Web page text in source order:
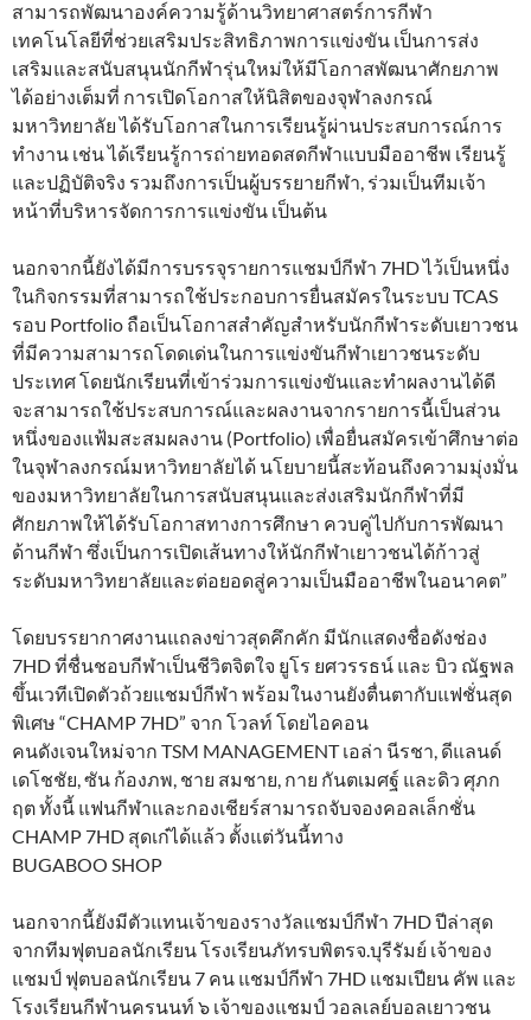
สามารถพัฒนาองค์ความรู้ด้านวิทยาศาสตร์การกีฬา
เทคโนโลยีที่ช่วยเสริมประสิทธิภาพการแข่งขัน เป็นการส่ง
เสริมและสนับสนุนนักกีฬารุ่นใหม่ให้มีโอกาสพัฒนาศักยภาพ
ได้อย่างเต็มที่ การเปิดโอกาสให้นิสิตของจุฬาลงกรณ์
มหาวิทยาลัย ได้รับโอกาสในการเรียนรู้ผ่านประสบการณ์การ
ทำงาน เช่น ได้เรียนรู้การถ่ายทอดสดกีฬาแบบมืออาชีพ เรียนรู้
และปฏิบัติจริง รวมถึงการเป็นผู้บรรยายกีฬา, ร่วมเป็นทีมเจ้า
หน้าที่บริหารจัดการการแข่งขัน เป็นต้น
นอกจากนี้ยังได้มีการบรรจุรายการแชมป์กีฬา 7HD ไว้เป็นหนึ่ง
ในกิจกรรมที่สามารถใช้ประกอบการยื่นสมัครในระบบ TCAS
รอบ Portfolio ถือเป็นโอกาสสำคัญสำหรับนักกีฬาระดับเยาวชน
ที่มีความสามารถโดดเด่นในการแข่งขันกีฬาเยาวชนระดับ
ประเทศ โดยนักเรียนที่เข้าร่วมการแข่งขันและทำผลงานได้ดี
จะสามารถใช้ประสบการณ์และผลงานจากรายการนี้เป็นส่วน
หนึ่งของแฟ้มสะสมผลงาน (Portfolio) เพื่อยื่นสมัครเข้าศึกษาต่อ
ในจุฬาลงกรณ์มหาวิทยาลัยได้ นโยบายนี้สะท้อนถึงความมุ่งมั่น
ของมหาวิทยาลัยในการสนับสนุนและส่งเสริมนักกีฬาที่มี
ศักยภาพให้ได้รับโอกาสทางการศึกษา ควบคู่ไปกับการพัฒนา
ด้านกีฬา ซึ่งเป็นการเปิดเส้นทางให้นักกีฬาเยาวชนได้ก้าวสู่
ระดับมหาวิทยาลัยและต่อยอดสู่ความเป็นมืออาชีพในอนาคต”
​โดยบรรยากาศงานแถลงข่าวสุดคึกคัก มีนักแสดงชื่อดังช่อง
7HD ที่ชื่นชอบกีฬาเป็นชีวิตจิตใจ ยูโร ยศวรรธน์ และ บิว ณัฐพล
ขึ้นเวทีเปิดตัวถ้วยแชมป์กีฬา พร้อมในงานยังตื่นตากับแฟชั่นสุด
พิเศษ “CHAMP 7HD” จาก โวลท์ โดยไอคอน
คนดังเจนใหม่จาก TSM MANAGEMENT เอล่า นีรชา, ดีแลนด์
เดโชชัย, ซัน ก้องภพ, ชาย สมชาย, กาย กันตเมศฐ์ และดิว ศุภก
ฤต ทั้งนี้ แฟนกีฬาและกองเชียร์สามารถจับจองคอลเล็กชั่น
CHAMP 7HD สุดเก๋ได้แล้ว ตั้งแต่วันนี้ทาง
BUGABOO SHOP
​นอกจากนี้ยังมีตัวแทนเจ้าของรางวัลแชมป์กีฬา 7HD ปีล่าสุด
จากทีมฟุตบอลนักเรียน โรงเรียนภัทรบพิตรจ.บุรีรัมย์ เจ้าของ
แชมป์ ฟุตบอลนักเรียน 7 คน แชมป์กีฬา 7HD แชมเปียน คัพ และ
โรงเรียนกีฬานครนนท์ ๖ เจ้าของแชมป์ วอลเลย์บอลเยาวชน